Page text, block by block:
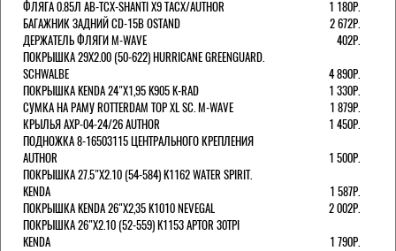
ФЛЯГА 0.85Л AB-TCX-SHANTI X9 TACX/AUTHOR
1 180Р.
БАГАЖНИК ЗАДНИЙ CD-15B OSTAND
2 672Р.
ДЕРЖАТЕЛЬ ФЛЯГИ M-WAVE
402Р.
ПОКРЫШКА 29X2.00 (50-622) HURRICANE GREENGUARD.
SCHWALBE
4 890Р.
ПОКРЫШКА KENDA 24"Х1,95 K905 K-RAD
1 330Р.
СУМКА НА РАМУ ROTTERDAM TOP XL SC. M-WAVE
1 879Р.
КРЫЛЬЯ AXP-04-24/26 AUTHOR
1 450Р.
ПОДНОЖКА 8-16503115 ЦЕНТРАЛЬНОГО КРЕПЛЕНИЯ
AUTHOR
1 500Р.
ПОКРЫШКА 27.5"Х2.10 (54-584) K1162 WATER SPIRIT.
KENDA
1 587Р.
ПОКРЫШКА KENDA 26"Х2,35 K1010 NEVEGAL
2 002Р.
ПОКРЫШКА 26"Х2.10 (52-559) K1153 APTOR 30TPI
KENDA
1 790Р.